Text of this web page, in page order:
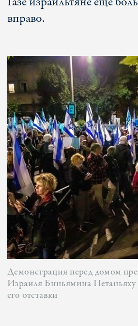
вправо.
Демонстрация перед домом
Израиля Биньямина Нетаньяху
его отставки